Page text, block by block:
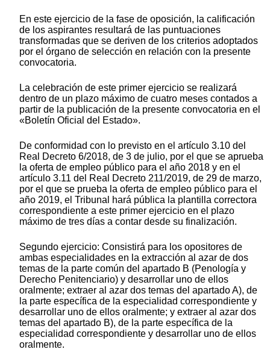
En este ejercicio de la fase de oposición, la calificación
de los aspirantes resultará de las puntuaciones
transformadas que se deriven de los criterios adoptados
por el órgano de selección en relación con la presente
convocatoria.
La celebración de este primer ejercicio se realizará
dentro de un plazo máximo de cuatro meses contados a
partir de la publicación de la presente convocatoria en el
«Boletín Oficial del Estado».
De conformidad con lo previsto en el artículo 3.10 del
Real Decreto 6/2018, de 3 de julio, por el que se aprueba
la oferta de empleo público para el año 2018 y en el
artículo 3.11 del Real Decreto 211/2019, de 29 de marzo,
por el que se prueba la oferta de empleo público para el
año 2019, el Tribunal hará pública la plantilla correctora
correspondiente a este primer ejercicio en el plazo
máximo de tres días a contar desde su finalización.
Segundo ejercicio: Consistirá para los opositores de
ambas especialidades en la extracción al azar de dos
temas de la parte común del apartado B (Penología y
Derecho Penitenciario) y desarrollar uno de ellos
oralmente; extraer al azar dos temas del apartado A), de
la parte específica de la especialidad correspondiente y
desarrollar uno de ellos oralmente; y extraer al azar dos
temas del apartado B), de la parte específica de la
especialidad correspondiente y desarrollar uno de ellos
oralmente.